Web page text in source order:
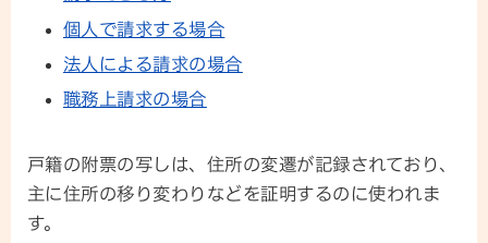
個人で請求する場合
法人による請求の場合
職務上請求の場合
戸籍の附票の写しは、住所の変遷が記録されており、
主に住所の移り変わりなどを証明するのに使われま
す。